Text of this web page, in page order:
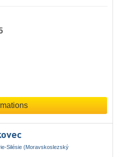
Silésie (Moravskoslezský